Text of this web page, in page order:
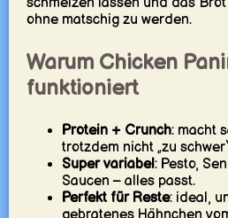
ohne matschig zu werden.
Warum Chicken
funktioniert
Protein + Crunch: macht
trotzdem nicht „zu
Super variabel: Pesto,
Saucen – alles passt.
Perfekt für Reste: ideal,